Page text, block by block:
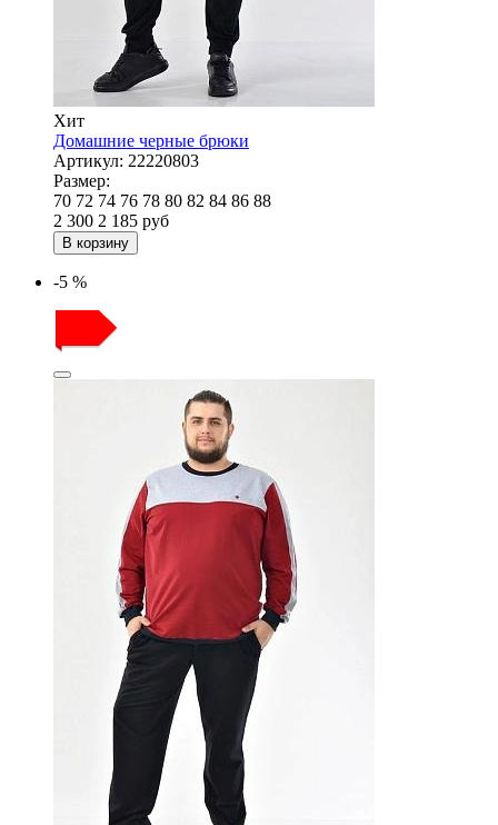
Хит
Домашние черные брюки
Артикул: 22220803
Размер:
70 72 74 76 78 80 82 84 86 88
2 300 2 185 руб
В корзину
-5 %